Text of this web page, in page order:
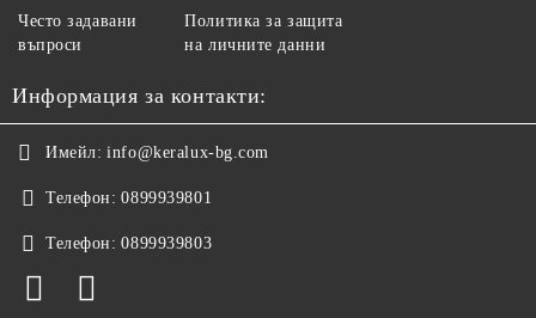
Често задавани
въпроси
Политика за защита
на личните данни
Информация за контакти:
Имейл: info@keralux-bg.com
Телефон: 0899939801
Телефон: 0899939803